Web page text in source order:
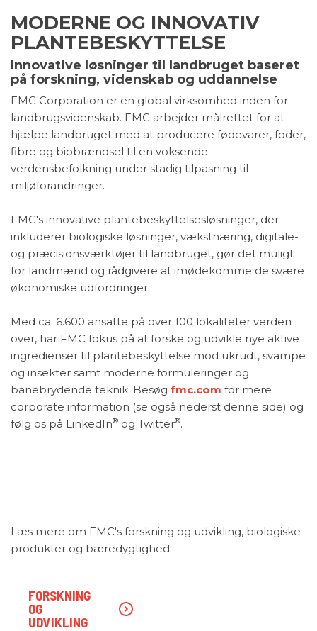
MODERNE OG INNOVATIV
PLANTEBESKYTTELSE
Innovative løsninger til landbruget baseret
på forskning, videnskab og uddannelse
FMC Corporation er en global virksomhed inden for
landbrugsvidenskab. FMC arbejder målrettet for at
hjælpe landbruget med at producere fødevarer, foder,
fibre og biobrændsel til en voksende
verdensbefolkning under stadig tilpasning til
miljøforandringer.
FMC's innovative plantebeskyttelsesløsninger, der
inkluderer biologiske løsninger, vækstnæring, digitale-
og præcisionsværktøjer til landbruget, gør det muligt
for landmænd og rådgivere at imødekomme de svære
økonomiske udfordringer.
Med ca. 6.600 ansatte på over 100 lokaliteter verden
over, har FMC fokus på at forske og udvikle nye aktive
ingredienser til plantebeskyttelse mod ukrudt, svampe
og insekter samt moderne formuleringer og
banebrydende teknik. Besøg fmc.com for mere
corporate information (se også nederst denne side) og
følg os på LinkedIn® og Twitter®.
Læs mere om FMC's forskning og udvikling, biologiske
produkter og bæredygtighed.
FORSKNING
OG
UDVIKLING